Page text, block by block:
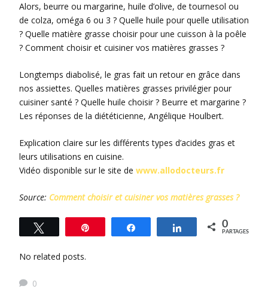
Alors, beurre ou margarine, huile d’olive, de tournesol ou
de colza, oméga 6 ou 3 ? Quelle huile pour quelle utilisation
? Quelle matière grasse choisir pour une cuisson à la poêle
? Comment choisir et cuisiner vos matières grasses ?
Longtemps diabolisé, le gras fait un retour en grâce dans
nos assiettes. Quelles matières grasses privilégier pour
cuisiner santé ? Quelle huile choisir ? Beurre et margarine ?
Les réponses de la diététicienne, Angélique Houlbert.
Explication claire sur les différents types d’acides gras et
leurs utilisations en cuisine.
Vidéo disponible sur le site de www.allodocteurs.fr
Source: Comment choisir et cuisiner vos matières grasses ?
Tweetez Partagez Partagez 0
PARTAGES
No related posts.
0